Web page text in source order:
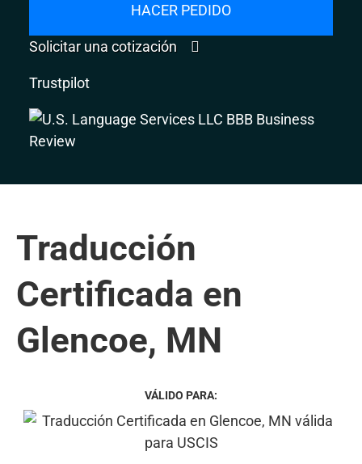
HACER PEDIDO
Solicitar una cotización
Trustpilot
Traducción
Certificada en
Glencoe, MN
VÁLIDO PARA: